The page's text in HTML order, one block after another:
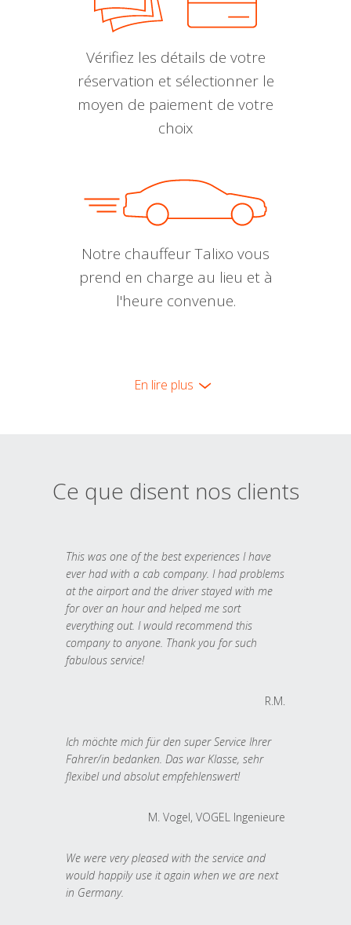
Vérifiez les détails de votre
réservation et sélectionner le
moyen de paiement de votre
choix
Notre chauffeur Talixo vous
prend en charge au lieu et à
l'heure convenue.
En lire plus
Ce que disent nos clients
This was one of the best experiences I have
ever had with a cab company. I had problems
at the airport and the driver stayed with me
for over an hour and helped me sort
everything out. I would recommend this
company to anyone. Thank you for such
fabulous service!
R.M.
Ich möchte mich für den super Service Ihrer
Fahrer/in bedanken. Das war Klasse, sehr
flexibel und absolut empfehlenswert!
M. Vogel, VOGEL Ingenieure
We were very pleased with the service and
would happily use it again when we are next
in Germany.